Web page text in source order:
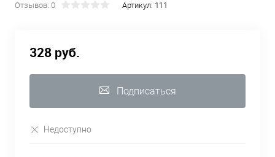
Отзывов: 0 Артикул: 111
328 руб.
Подписаться
Недоступно